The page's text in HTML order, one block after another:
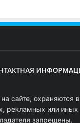
сайте, охраняются в
рекламных или
запрещены.